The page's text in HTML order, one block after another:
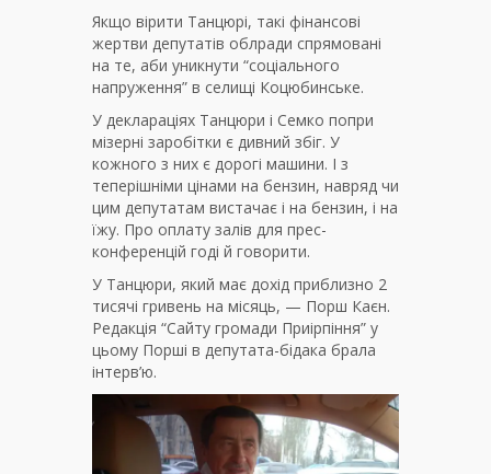
Якщо вірити Танцюрі, такі фінансові
жертви депутатів облради спрямовані
на те, аби уникнути “соціального
напруження” в селищі Коцюбинське.
У деклараціях Танцюри і Семко попри
мізерні заробітки є дивний збіг. У
кожного з них є дорогі машини. І з
теперішніми цінами на бензин, навряд чи
цим депутатам вистачає і на бензин, і на
їжу. Про оплату залів для прес-
конференцій годі й говорити.
У Танцюри, який має дохід приблизно 2
тисячі гривень на місяць, — Порш Каєн.
Редакція “Сайту громади Приірпіння” у
цьому Порші в депутата-бідака брала
інтерв’ю.